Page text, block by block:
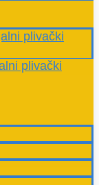
plivački
plivački